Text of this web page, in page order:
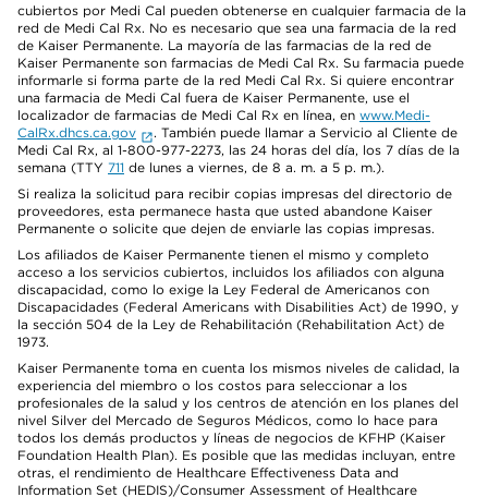
cubiertos por Medi Cal pueden obtenerse en cualquier farmacia de la
red de Medi Cal Rx. No es necesario que sea una farmacia de la red
de Kaiser Permanente. La mayoría de las farmacias de la red de
Kaiser Permanente son farmacias de Medi Cal Rx. Su farmacia puede
informarle si forma parte de la red Medi Cal Rx. Si quiere encontrar
una farmacia de Medi Cal fuera de Kaiser Permanente, use el
localizador de farmacias de Medi Cal Rx en línea, en www.Medi-
CalRx.dhcs.ca.gov
. También puede llamar a Servicio al Cliente de
Medi Cal Rx, al 1-800-977-2273, las 24 horas del día, los 7 días de la
semana (TTY 711 de lunes a viernes, de 8 a. m. a 5 p. m.).
Si realiza la solicitud para recibir copias impresas del directorio de
proveedores, esta permanece hasta que usted abandone Kaiser
Permanente o solicite que dejen de enviarle las copias impresas.
Los afiliados de Kaiser Permanente tienen el mismo y completo
acceso a los servicios cubiertos, incluidos los afiliados con alguna
discapacidad, como lo exige la Ley Federal de Americanos con
Discapacidades (Federal Americans with Disabilities Act) de 1990, y
la sección 504 de la Ley de Rehabilitación (Rehabilitation Act) de
1973.
Kaiser Permanente toma en cuenta los mismos niveles de calidad, la
experiencia del miembro o los costos para seleccionar a los
profesionales de la salud y los centros de atención en los planes del
nivel Silver del Mercado de Seguros Médicos, como lo hace para
todos los demás productos y líneas de negocios de KFHP (Kaiser
Foundation Health Plan). Es posible que las medidas incluyan, entre
otras, el rendimiento de Healthcare Effectiveness Data and
Information Set (HEDIS)/Consumer Assessment of Healthcare